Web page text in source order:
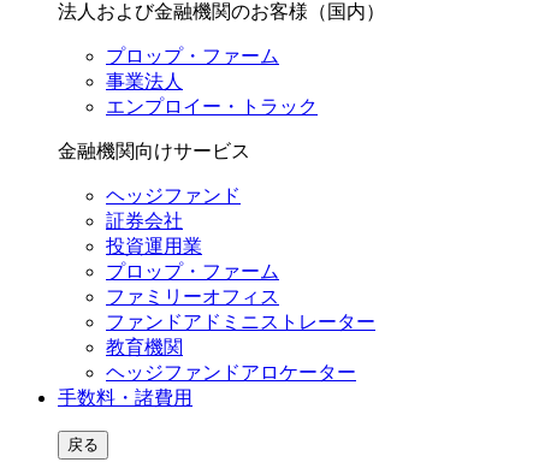
法人および金融機関のお客様（国内）
プロップ・ファーム
事業法人
エンプロイー・トラック
金融機関向けサービス
ヘッジファンド
証券会社
投資運用業
プロップ・ファーム
ファミリーオフィス
ファンドアドミニストレーター
教育機関
ヘッジファンドアロケーター
手数料・諸費用
戻る